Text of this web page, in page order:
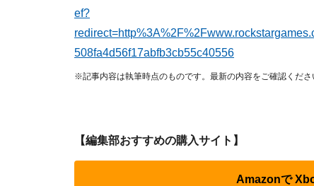
ef?
508fa4d56f17abfb3cb55c40556
※記事内容は執筆時点のものです。最新の内容をご確認くださ
【編集部おすすめの購入サイト】
Amazonで